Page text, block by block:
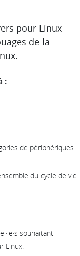
pour Linux
de la
:
de périphériques
du cycle de vie
souhaitant
Linux.